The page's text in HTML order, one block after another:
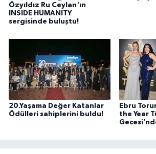
Özyıldız Ru Ceylan'ın
INSIDE HUMANITY
sergisinde buluştu!
20.Yaşama Değer Katanlar
Ödülleri sahiplerini buldu!
Ebru
the Year